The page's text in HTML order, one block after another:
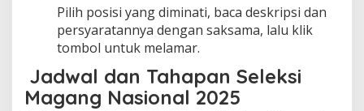
Pilih posisi yang diminati, baca deskripsi dan
persyaratannya dengan saksama, lalu klik
tombol untuk melamar.
Jadwal dan Tahapan Seleksi
Magang Nasional 2025